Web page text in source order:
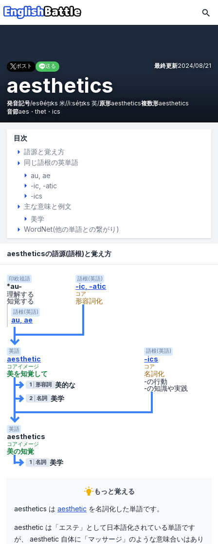
ポスト 送る 最終更新2024/08/21
aesthetics
発音記号/esθéṭɪks 米//iːséṭɪks 英/原形aesthetics複数形aesthetics
音節aes・thet・ics
目次
語源と覚え方
同じ語根の英単語
au ae
-ic, -atic
-ics
主な意味と例文
美学
WordNet(他の単語との繋がり)
aestheticsの語源(語根)と覚え方
印欧祖語
*au-
理解する
知覚する
語根(英語)
au ae
語根(英語)
-ic, -atic
コア
形容詞化
英語
aesthetic
コアイメージ
美を知覚して
1 形容詞 美的な
2 名詞 美学
語根(英語)
-ics
コア
名詞化
-の行動
-の知識や実践
英語
aesthetics
コアイメージ
美の知覚
1 名詞 美学
もっと覚える
aesthetics は aesthetic を名詞化した単語です。
aesthetic は「エステ」として日本語化されている単語です
が、 aesthetic 自体に「マッサージ」のような意味合いはあり